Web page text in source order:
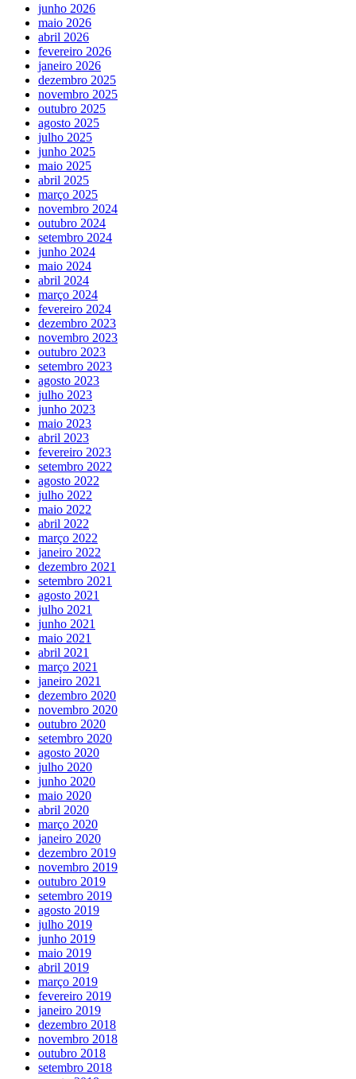
junho 2026
maio 2026
abril 2026
fevereiro 2026
janeiro 2026
dezembro 2025
novembro 2025
outubro 2025
agosto 2025
julho 2025
junho 2025
maio 2025
abril 2025
março 2025
novembro 2024
outubro 2024
setembro 2024
junho 2024
maio 2024
abril 2024
março 2024
fevereiro 2024
dezembro 2023
novembro 2023
outubro 2023
setembro 2023
agosto 2023
julho 2023
junho 2023
maio 2023
abril 2023
fevereiro 2023
setembro 2022
agosto 2022
julho 2022
maio 2022
abril 2022
março 2022
janeiro 2022
dezembro 2021
setembro 2021
agosto 2021
julho 2021
junho 2021
maio 2021
abril 2021
março 2021
janeiro 2021
dezembro 2020
novembro 2020
outubro 2020
setembro 2020
agosto 2020
julho 2020
junho 2020
maio 2020
abril 2020
março 2020
janeiro 2020
dezembro 2019
novembro 2019
outubro 2019
setembro 2019
agosto 2019
julho 2019
junho 2019
maio 2019
abril 2019
março 2019
fevereiro 2019
janeiro 2019
dezembro 2018
novembro 2018
outubro 2018
setembro 2018